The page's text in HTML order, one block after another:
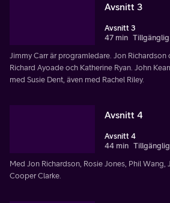
Avsnitt 3
Avsnitt 3
47 min
Jimmy Carr är programledare. Jon Richardson
Richard Ayoade och Katherine Ryan. John
med Susie Dent, även med Rachel Riley.
Avsnitt 4
Avsnitt 4
44 min
Med Jon Richardson, Rosie Jones, Phil
Cooper Clarke.